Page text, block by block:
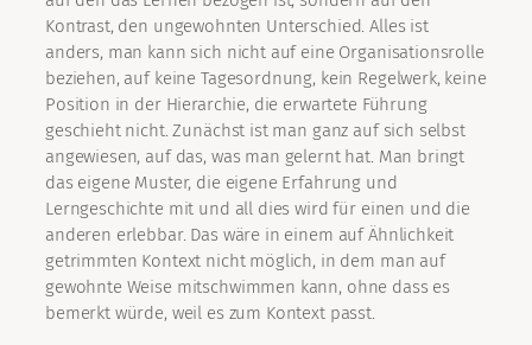
Kontrast, den ungewohnten Unterschied. Alles ist
anders, man kann sich nicht auf eine Organisationsrolle
beziehen, auf keine Tagesordnung, kein Regelwerk, keine
Position in der Hierarchie, die erwartete Führung
geschieht nicht. Zunächst ist man ganz auf sich selbst
angewiesen, auf das, was man gelernt hat. Man bringt
das eigene Muster, die eigene Erfahrung und
Lerngeschichte mit und all dies wird für einen und die
anderen erlebbar. Das wäre in einem auf Ähnlichkeit
getrimmten Kontext nicht möglich, in dem man auf
gewohnte Weise mitschwimmen kann, ohne dass es
bemerkt würde, weil es zum Kontext passt.